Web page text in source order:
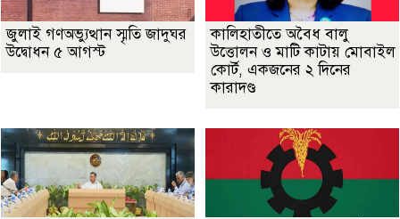
জুলাই গণঅভ্যুত্থান স্মৃতি জাদুঘর
উদ্বোধন ৫ আগস্ট
কালিহাতীতে অবৈধ বালু
উত্তোলন ও মাটি কাটায় মোবাইল
কোর্ট, একজনের ২ দিনের
কারাদণ্ড